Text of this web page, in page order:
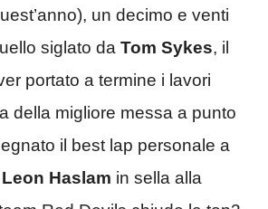
un decimo e venti
siglato da Tom Sykes, il
portato a termine i lavori
della migliore messa a punto
il best lap personale a
Leon Haslam in sella alla